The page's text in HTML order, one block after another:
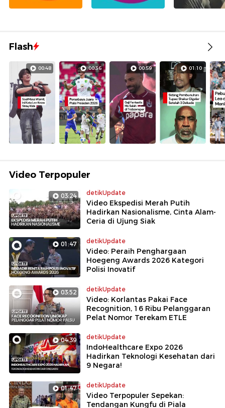
Flash
00:48 00:36 00:59 01:10
Video Terpopuler
03:24 detikUpdate
Video Ekspedisi Merah Putih
Hadirkan Nasionalisme, Cinta Alam-
Ceria di Ujung Siak
01:47 detikUpdate
Video: Peraih Penghargaan
Hoegeng Awards 2026 Kategori
Polisi Inovatif
03:52 detikUpdate
Video: Korlantas Pakai Face
Recognition, 16 Ribu Pelanggaran
Pelat Nomor Terekam ETLE
04:39 detikUpdate
IndoHealthcare Expo 2026
Hadirkan Teknologi Kesehatan dari
9 Negara!
01:47 detikUpdate
Video Terpopuler Sepekan:
Tendangan Kungfu di Piala